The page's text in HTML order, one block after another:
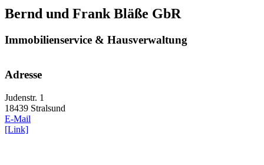
Bernd und Frank Bläße GbR
Immobilienservice & Hausverwaltung
Adresse
Judenstr. 1
18439 Stralsund
E-Mail
[Link]